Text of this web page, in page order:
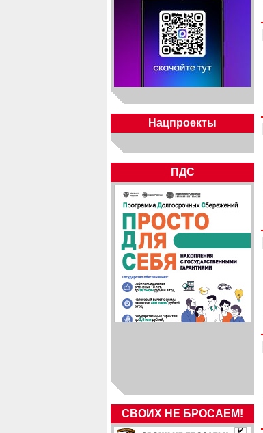
Нацпроекты
ПДС
СВОИХ НЕ БРОСАЕМ!